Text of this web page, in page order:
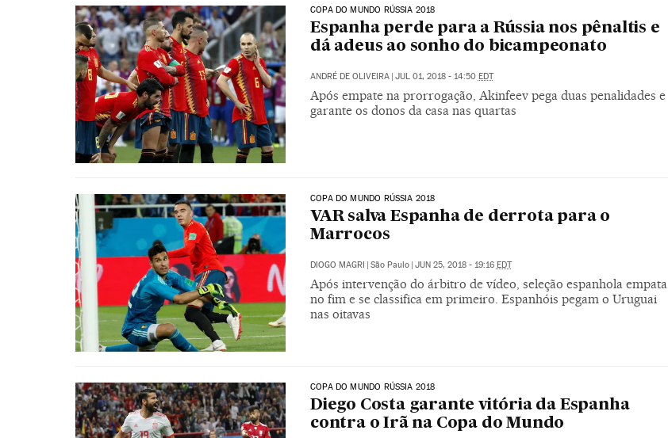
COPA DO MUNDO RÚSSIA 2018
Espanha perde para a Rússia nos pênaltis e
dá adeus ao sonho do bicampeonato
ANDRÉ DE OLIVEIRA JUL 01, 2018 - 14:50 EDT
Após empate na prorrogação, Akinfeev pega duas penalidades e
garante os donos da casa nas quartas
COPA DO MUNDO RÚSSIA 2018
VAR salva Espanha de derrota para o
Marrocos
DIOGO MAGRI | São Paulo | JUN 25, 2018 - 19:16 EDT
Após intervenção do árbitro de vídeo, seleção espanhola empata
no fim e se classifica em primeiro. Espanhóis pegam o Uruguai
nas oitavas
COPA DO MUNDO RÚSSIA 2018
Diego Costa garante vitória da Espanha
contra o Irã na Copa do Mundo